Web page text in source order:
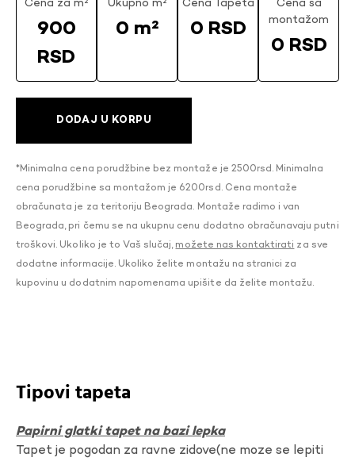
Cena za m²
900
RSD
Ukupno m²
0 m²
Cena Tapeta
0 RSD
Cena sa
montažom
0 RSD
DODAJ U KORPU
*Minimalna cena porudžbine bez montaže je 2500rsd. Minimalna
cena porudžbine sa montažom je 6200rsd. Cena montaže
obračunata je za teritoriju Beograda. Montaže radimo i van
Beograda, pri čemu se na ukupnu cenu dodatno obračunavaju putni
troškovi. Ukoliko je to Vaš slučaj, možete nas kontaktirati za sve
dodatne informacije. Ukoliko želite montažu na stranici za
kupovinu u dodatnim napomenama upišite da želite montažu.
Tipovi tapeta
Papirni glatki tapet na bazi lepka
Tapet je pogodan za ravne zidove(ne moze se lepiti